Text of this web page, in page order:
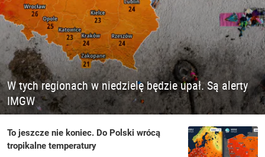
W tych regionach w niedzielę będzie upał. Są alerty
IMGW
To jeszcze nie koniec. Do Polski wrócą
tropikalne temperatury